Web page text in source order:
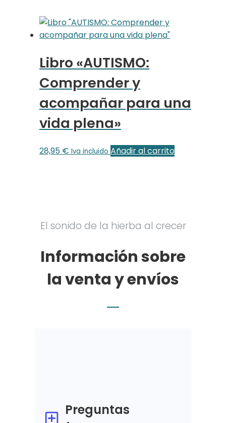
Libro «AUTISMO:
Comprender y
acompañar para una
vida plena»
28,95 € Iva incluido Añadir al carrito
El sonido de la hierba al crecer
Información sobre
la venta y envíos
Preguntas